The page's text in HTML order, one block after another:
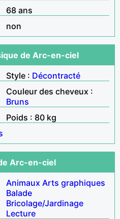
68 ans
non
de Arc-en-ciel
Style : Décontracté
Couleur des cheveux :
Bruns
Poids : 80 kg
Arc-en-ciel
Animaux Arts graphiques
Balade
Bricolage/Jardinage
Lecture